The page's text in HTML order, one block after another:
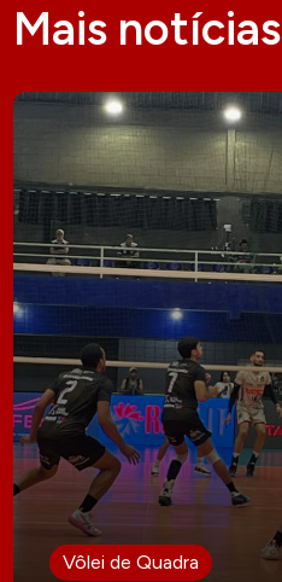
Mais notícias
Vôlei de Quadra